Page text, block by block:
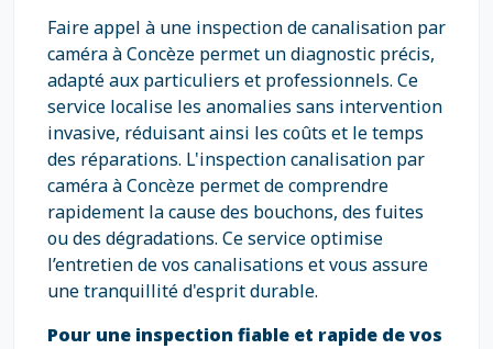
Faire appel à une inspection de canalisation par
caméra à Concèze permet un diagnostic précis,
adapté aux particuliers et professionnels. Ce
service localise les anomalies sans intervention
invasive, réduisant ainsi les coûts et le temps
des réparations. L'inspection canalisation par
caméra à Concèze permet de comprendre
rapidement la cause des bouchons, des fuites
ou des dégradations. Ce service optimise
l’entretien de vos canalisations et vous assure
une tranquillité d'esprit durable.
Pour une inspection fiable et rapide de vos